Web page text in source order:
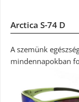
Arctica S-74 D
A szemünk
mindennapokban